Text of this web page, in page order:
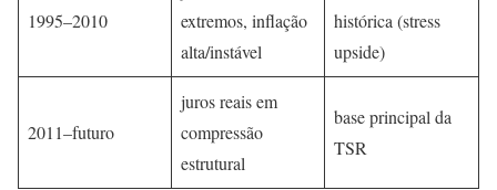
1995–2010
extremos, inflação
alta/instável
histórica (stress
upside)
2011–futuro
juros reais em
compressão
estrutural
base principal da
TSR